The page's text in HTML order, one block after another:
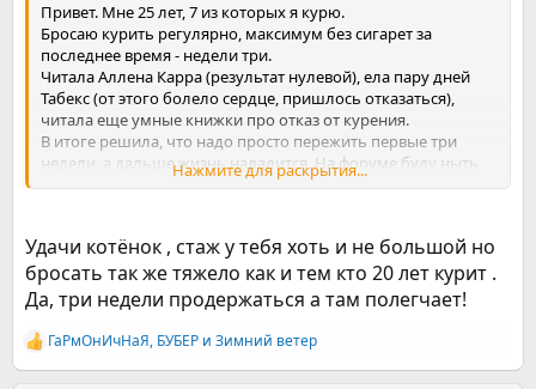
Привет. Мне 25 лет, 7 из которых я курю.
Бросаю курить регулярно, максимум без сигарет за
последнее время - недели три.
Читала Аллена Карра (результат нулевой), ела пару дней
Табекс (от этого болело сердце, пришлось отказаться),
читала еще умные книжки про отказ от курения.
В итоге решила, что надо просто пережить первые три
недели, а дальше жизнь наладится. На форуме буду ныть
про то, как хочется курить и искать мотивацию, если
Нажмите для раскрытия...
Удачи котёнок , стаж у тебя хоть и не большой но
бросать так же тяжело как и тем кто 20 лет курит .
Да, три недели продержаться а там полегчает!
Р
е
ГаРмОнИчНаЯ, БУБЕР и Зимний ветер